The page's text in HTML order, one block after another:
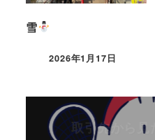
雪
2026年1月17日
取引先から見